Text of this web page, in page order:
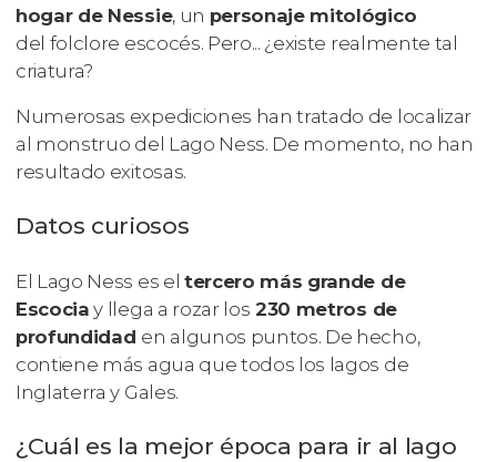
hogar de Nessie, un personaje mitológico
del folclore escocés. Pero... ¿existe realmente tal
criatura?
Numerosas expediciones han tratado de localizar
al monstruo del Lago Ness. De momento, no han
resultado exitosas.
Datos curiosos
El Lago Ness es el tercero más grande de
Escocia y llega a rozar los 230 metros de
profundidad en algunos puntos. De hecho,
contiene más agua que todos los lagos de
Inglaterra y Gales.
¿Cuál es la mejor época para ir al lago